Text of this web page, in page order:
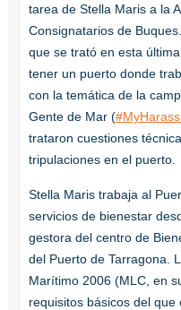
tarea de Stella Maris a la
Consignatarios de
que se trató en esta
tener un puerto donde
con la temática de la
Gente de Mar (
trataron cuestiones
tripulaciones en el puerto.
Stella Maris trabaja al
servicios de bienestar
gestora del centro de
del Puerto de Tarragona.
Marítimo 2006 (MLC, en
requisitos básicos del